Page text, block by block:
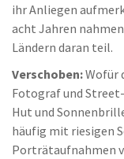
ihr Anliegen
acht Jahren
Ländern daran teil.
Verschoben:Wofür
Fotograf und
Hut und
häufig mit riesigen
Porträtaufnahmen